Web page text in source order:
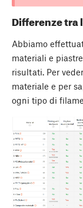
Differenze tra
Abbiamo
materiali e
risultati. Per
materiale e per
ogni tipo di